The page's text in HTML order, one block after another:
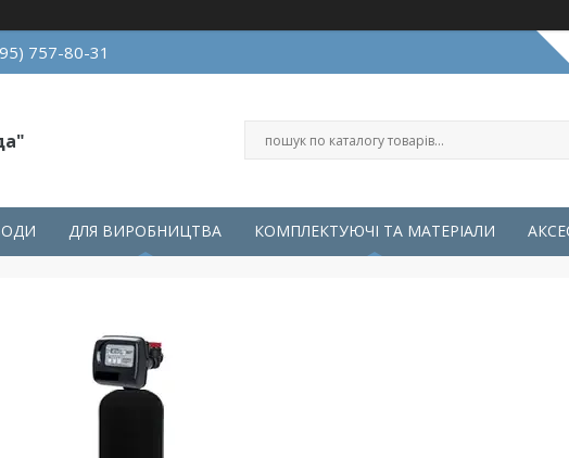
757-80-31
ДЛЯ ВИРОБНИЦТВА КОМПЛЕКТУЮЧІ ТА МАТЕРІАЛИ